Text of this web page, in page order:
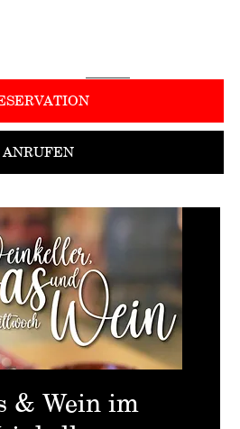
ANRUFEN
& Wein im